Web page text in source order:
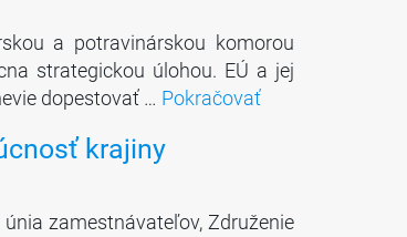
a potravinárskou komorou
strategickou úlohou. EÚ a jej
dopestovať … Pokračovať
krajiny
zamestnávateľov, Združenie